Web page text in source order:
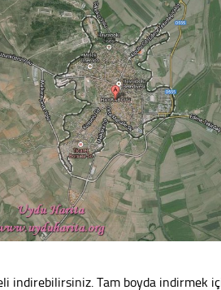
Tam boyda indirmek